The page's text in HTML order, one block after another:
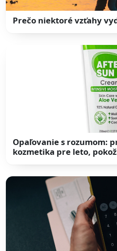
Prečo niektoré vzťahy
Opaľovanie s rozumom:
kozmetika pre leto,